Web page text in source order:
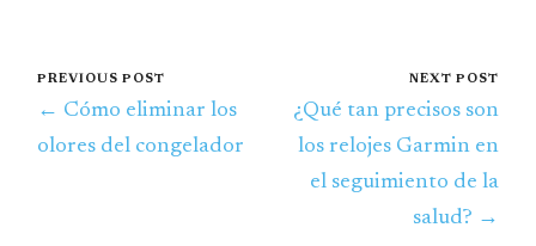
PREVIOUS POST
← Cómo eliminar los
olores del congelador
NEXT POST
¿Qué tan precisos son
los relojes Garmin en
el seguimiento de la
salud? →